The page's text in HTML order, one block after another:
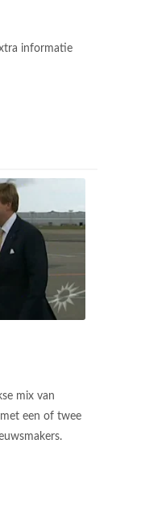
informatie
mix van
een of twee